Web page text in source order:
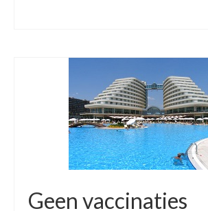
Geen vaccinaties